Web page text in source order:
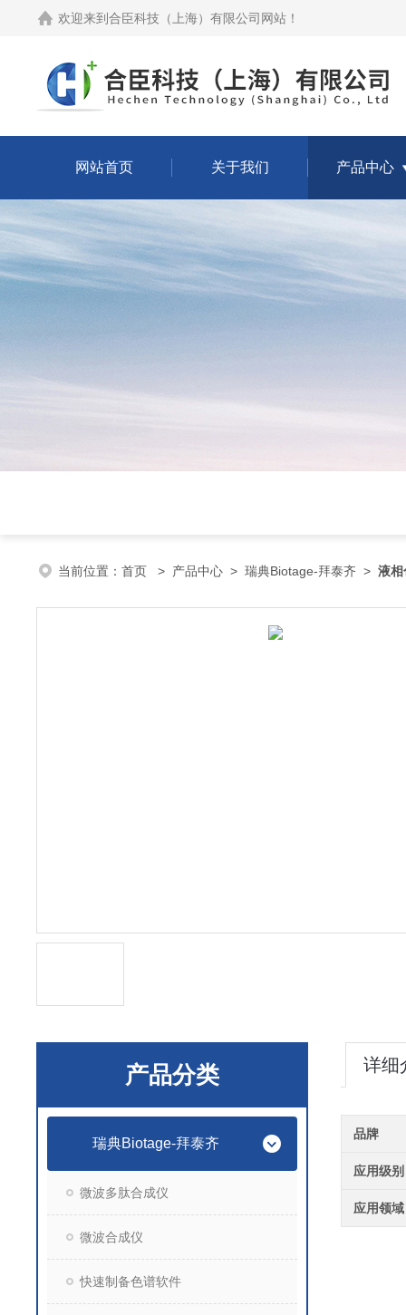
欢迎来到 合臣科技（上海）有限公司网站 ！
网站首页 关于我们 产品中心
当前位置： 首页 > 产品中心 > 瑞典Biotage-拜泰齐 > 液相
产品分类
瑞典Biotage-拜泰齐
微波多肽合成仪
微波合成仪
快速制备色谱软件
详细
品牌
应用级别
应用领域